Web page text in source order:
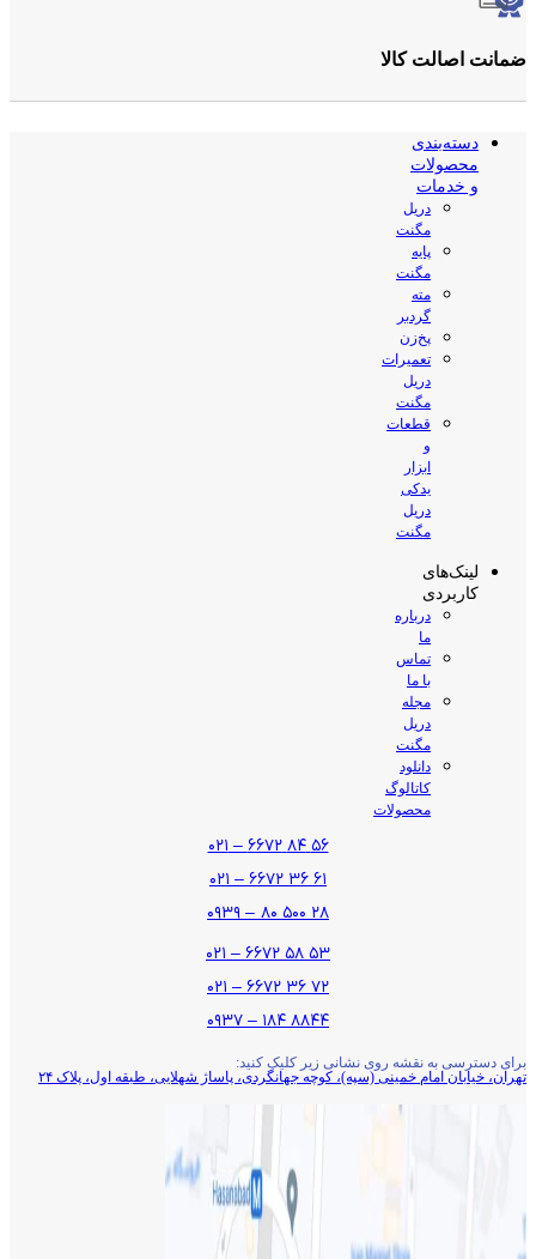
ضمانت اصالت کالا
دسته‌بندی
محصولات
و خدمات
دریل
مگنت
پایه
مگنت
مته
گردبر
پخ‌زن
تعمیرات
دریل
مگنت
قطعات
و
ابزار
یدکی
دریل
مگنت
لینک‌های
کاربردی
درباره
ما
تماس
با ما
مجله
دریل
مگنت
دانلود
کاتالوگ
محصولات
۵۶ ۸۴ ۶۶۷۲ – ۰۲۱
۶۱ ۳۶ ۶۶۷۲ – ۰۲۱
۲۸ ۵۰۰ ۸۰ – ۰۹۳۹
۵۳ ۵۸ ۶۶۷۲ – ۰۲۱
۷۲ ۳۶ ۶۶۷۲ – ۰۲۱
۸۸۴۴ ۱۸۴ – ۰۹۳۷
برای دسترسی به نقشه روی نشانی زیر کلیک کنید:
تهران، خیابان امام خمینی (سپه)، کوچه جهانگردی،‌ پاساژ شهلایی، طبقه اول، پلاک ۲۴